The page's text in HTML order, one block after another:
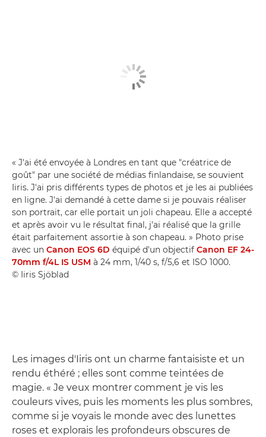
« J'ai été envoyée à Londres en tant que "créatrice de
goût" par une société de médias finlandaise, se souvient
Iiris. J'ai pris différents types de photos et je les ai publiées
en ligne. J'ai demandé à cette dame si je pouvais réaliser
son portrait, car elle portait un joli chapeau. Elle a accepté
et après avoir vu le résultat final, j'ai réalisé que la grille
était parfaitement assortie à son chapeau. » Photo prise
avec un Canon EOS 6D équipé d'un objectif Canon EF 24-
70mm f/4L IS USM à 24 mm, 1/40 s, f/5,6 et ISO 1000.
© Iiris Sjöblad
Les images d'Iiris ont un charme fantaisiste et un
rendu éthéré ; elles sont comme teintées de
magie. « Je veux montrer comment je vis les
couleurs vives, puis les moments les plus sombres,
comme si je voyais le monde avec des lunettes
roses et explorais les profondeurs obscures de